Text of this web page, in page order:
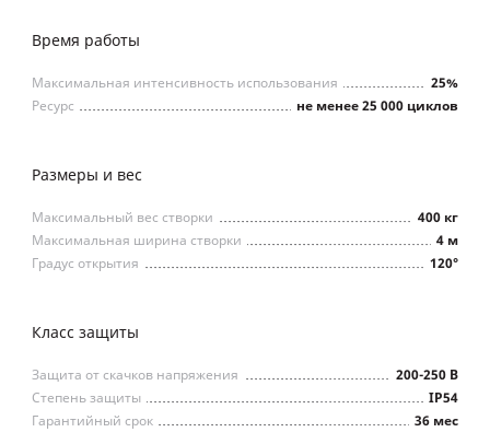
Время работы
25%
Максимальная интенсивность использования
не менее 25 000 циклов
Ресурс
Размеры и вес
400 кг
Максимальный вес створки
4 м
Максимальная ширина створки
120°
Градус открытия
Класс защиты
200-250 В
Защита от скачков напряжения
IP54
Степень защиты
36 мес
Гарантийный срок